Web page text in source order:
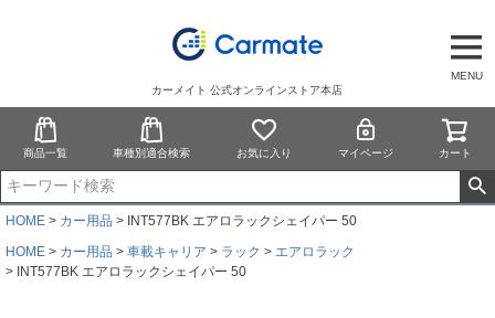
MENU
カーメイト 公式オンラインストア本店
商品一覧 車種別適合検索 お気に入り マイページ カート
HOME カー用品
INT577BK エアロラックシェイパー 50
HOME
カー用品 車載キャリア ラック
エアロラック
INT577BK エアロラックシェイパー 50